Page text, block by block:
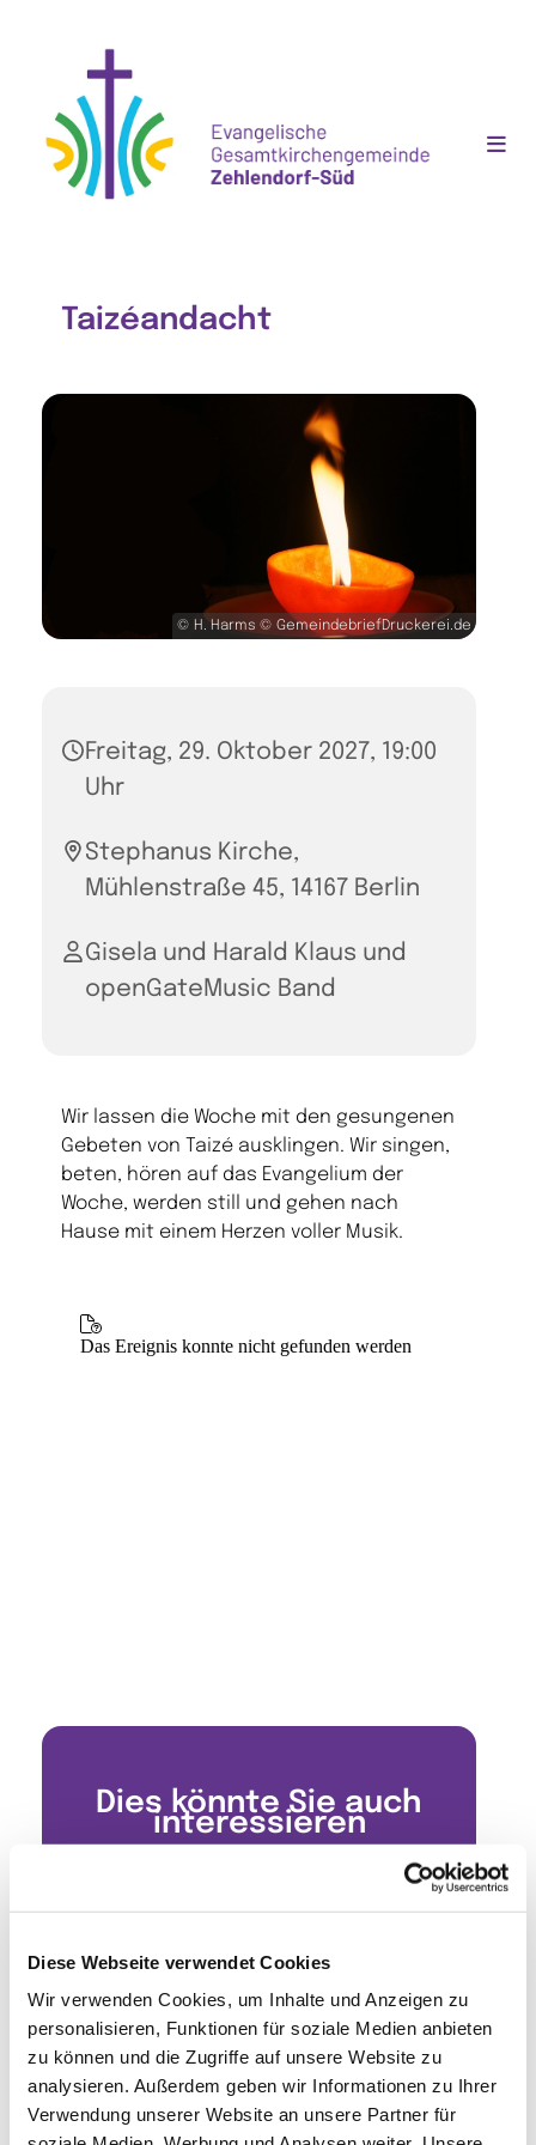
Diese Webseite verwendet Cookies
Wir verwenden Cookies, um Inhalte und Anzeigen zu
personalisieren, Funktionen für soziale Medien anbieten
zu können und die Zugriffe auf unsere Website zu
analysieren. Außerdem geben wir Informationen zu Ihrer
Verwendung unserer Website an unsere Partner für
Taizéandacht
© H. Harms © GemeindebriefDruckerei.de
Freitag, 29. Oktober 2027, 19:00
Uhr
Stephanus Kirche,
Mühlenstraße 45, 14167 Berlin
Gisela und Harald Klaus und
openGateMusic Band
Wir lassen die Woche mit den gesungenen
Gebeten von Taizé ausklingen. Wir singen,
beten, hören auf das Evangelium der
Woche, werden still und gehen nach
Hause mit einem Herzen voller Musik.
Dies könnte Sie auch
interessieren